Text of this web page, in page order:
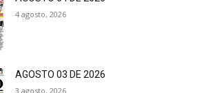
4 agosto, 2026
AGOSTO 03 DE 2026
3 agosto, 2026